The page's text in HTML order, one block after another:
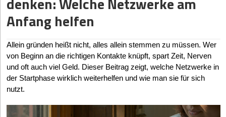
und in der Satzung festgelegt sein.
Gründungskosten:
Ab ca. 2500 Euro, abhängig vom
Eintrag ins Handelsregister: Ja, Eintrag in Abteilung B.
Wichtigste Anmeldungen bei:
Handelsregister, Gewerbeamt, Finanzamt,
IHK bzw. HWK.
Publizitätspflicht:
Aktiengesellschaften.
Anfang helfen
Allein gründen heißt nicht, alles allein stemmen zu müssen. Wer
von Beginn an die richtigen Kontakte knüpft, spart Zeit, Nerven
und oft auch viel Geld. Dieser Beitrag zeigt, welche Netzwerke in
der Startphase wirklich weiterhelfen und wie man sie für sich
nutzt.